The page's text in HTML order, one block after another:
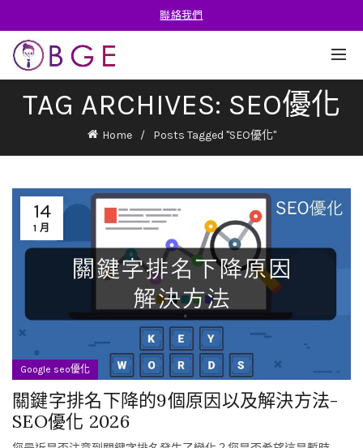
聯絡我們
TAG ARCHIVES: SEO優化
Home Posts Tagged "SEO優化"
14
1 月
Google seo優化
關鍵字排名下降的9個原因以及解決方法-
SEO優化 2026